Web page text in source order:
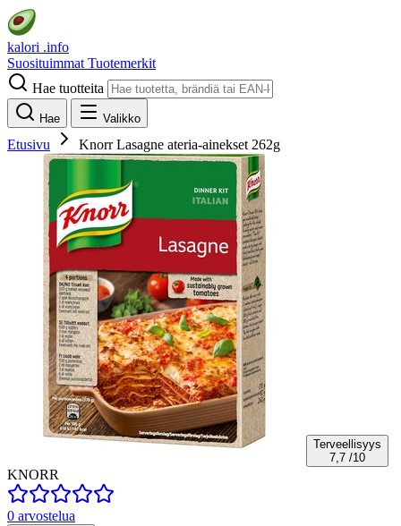
kalori .info
Suosituimmat Tuotemerkit
Hae tuotteita
Hae Valikko
Etusivu Knorr Lasagne ateria-ainekset 262g
Terveellisyys
7,7 /10
KNORR
0 arvostelua